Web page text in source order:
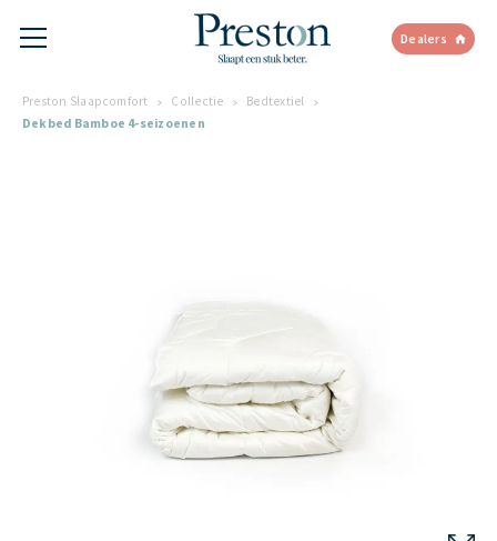
Dealers
Preston Slaapcomfort Collectie
Bedtextiel
Dekbed Bamboe 4-seizoenen